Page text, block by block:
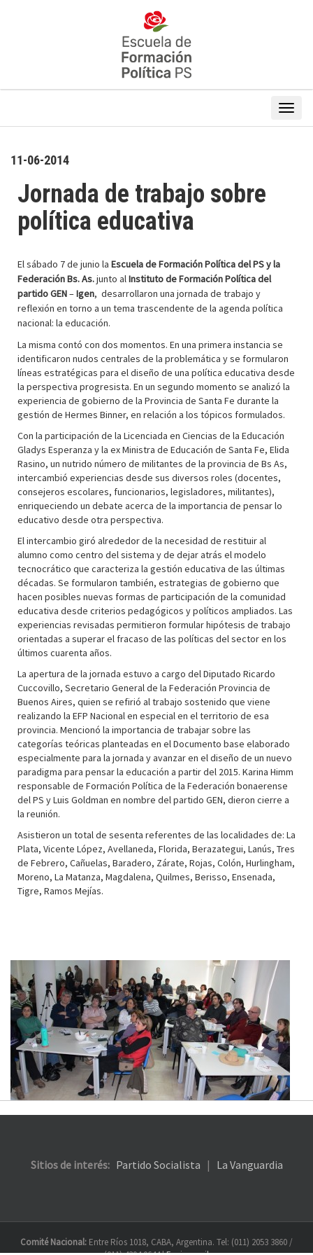
11-06-2014
Jornada de trabajo sobre
política educativa
El sábado 7 de junio la Escuela de Formación Política del PS y la
Federación Bs. As.junto alInstituto de Formación Política del
partido GEN–Igen, desarrollaron una jornada de trabajo y
reflexión en torno a un tema trascendente de la agenda política
nacional: la educación.
La misma contó con dos momentos. En una primera instancia se
identificaron nudos centrales de la problemática y se formularon
líneas estratégicas para el diseño de una política educativa desde
la perspectiva progresista. En un segundo momento se analizó la
experiencia de gobierno de la Provincia de Santa Fe durante la
gestión de Hermes Binner, en relación a los tópicos formulados.
Con la participación de la Licenciada en Ciencias de la Educación
Gladys Esperanza y la ex Ministra de Educación de Santa Fe, Elida
Rasino, un nutrido número de militantes de la provincia de Bs As,
intercambió experiencias desde sus diversos roles (docentes,
consejeros escolares, funcionarios, legisladores, militantes),
enriqueciendo un debate acerca de la importancia de pensar lo
educativo desde otra perspectiva.
El intercambio giró alrededor de la necesidad de restituir al
alumno como centro del sistema y de dejar atrás el modelo
tecnocrático que caracteriza la gestión educativa de las últimas
décadas. Se formularon también, estrategias de gobierno que
hacen posibles nuevas formas de participación de la comunidad
educativa desde criterios pedagógicos y políticos ampliados. Las
experiencias revisadas permitieron formular hipótesis de trabajo
orientadas a superar el fracaso de las políticas del sector en los
últimos cuarenta años.
La apertura de la jornada estuvo a cargo del Diputado Ricardo
Cuccovillo, Secretario General de la Federación Provincia de
Buenos Aires, quien se refirió al trabajo sostenido que viene
realizando la EFP Nacional en especial en el territorio de esa
provincia. Mencionó la importancia de trabajar sobre las
categorías teóricas planteadas en el Documento base elaborado
especialmente para la jornada y avanzar en el diseño de un nuevo
paradigma para pensar la educación a partir del 2015. Karina Himm
responsable de Formación Política de la Federación bonaerense
del PS y Luis Goldman en nombre del partido GEN, dieron cierre a
la reunión.
Asistieron un total de sesenta referentes de las localidades de: La
Plata, Vicente López, Avellaneda, Florida, Berazategui, Lanús, Tres
de Febrero, Cañuelas, Baradero, Zárate, Rojas, Colón, Hurlingham,
Moreno, La Matanza, Magdalena, Quilmes, Berisso, Ensenada,
Tigre, Ramos Mejías.
Sitios de interés: Partido Socialista | La Vanguardia
Comité Nacional: Entre Ríos 1018, CABA, Argentina. Tel: (011) 2053 3860 /